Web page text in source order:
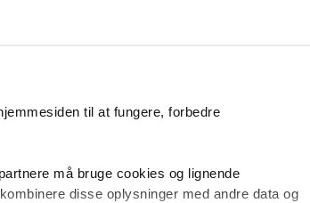
til at fungere, forbedre
må bruge cookies og lignende
disse oplysninger med andre data og
Træpillefyr